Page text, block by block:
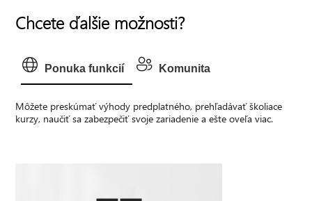
Chcete ďalšie možnosti?
Ponuka funkcií Komunita
Môžete preskúmať výhody predplatného, prehľadávať školiace
kurzy, naučiť sa zabezpečiť svoje zariadenie a ešte oveľa viac.